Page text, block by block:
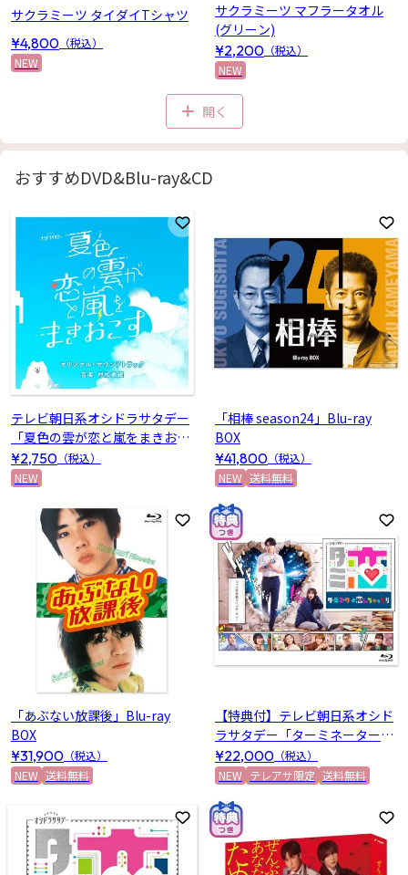
サクラミーツ タイダイTシャツ
¥4,800 （税込）
NEW
サクラミーツ マフラータオル
(グリーン)
¥2,200 （税込）
NEW
開く
おすすめDVD&Blu-ray&CD
お気に入りに登録
テレビ朝日系オシドラサタデー
「夏色の雲が恋と嵐をまきおこ
す」オリジナル・サウンドトラ
ック
¥2,750 （税込）
NEW
お
「相棒 season24」Blu-ray
BOX
¥41,800 （税込）
NEW 送料無料
お気に入りに登録
「あぶない放課後」Blu-ray
BOX
¥31,900 （税込）
NEW 送料無料
お
【特典付】テレビ朝日系オシド
ラサタデー「ターミネーターと
恋しちゃったら」 Blu-ray BOX
¥22,000 （税込）
NEW テレアサ限定 送料無料
お気に入りに登録 お